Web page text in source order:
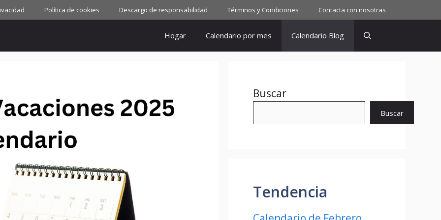
Política de cookies Descargo de responsabilidad Términos y Condiciones Contacta con nosotras
Hogar Calendario por mes Calendario Blog
Buscar
Buscar
Tendencia